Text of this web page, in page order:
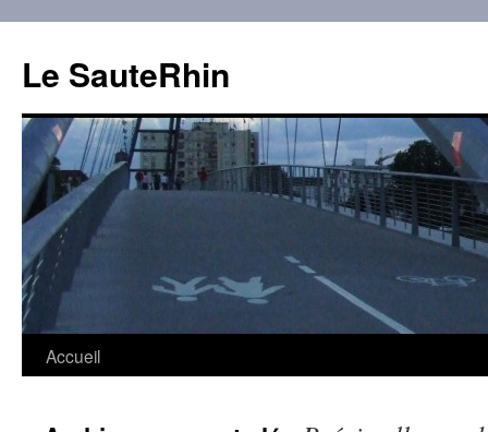
contenu
Le SauteRhin
Accueil